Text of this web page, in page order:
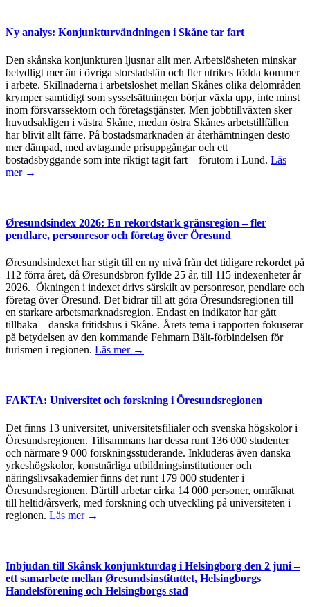
Ny analys: Konjunkturvändningen i Skåne tar fart
Den skånska konjunkturen ljusnar allt mer. Arbetslösheten minskar
betydligt mer än i övriga storstadslän och fler utrikes födda kommer
i arbete. Skillnaderna i arbetslöshet mellan Skånes olika delområden
krymper samtidigt som sysselsättningen börjar växla upp, inte minst
inom försvarssektorn och företagstjänster. Men jobbtillväxten sker
huvudsakligen i västra Skåne, medan östra Skånes arbetstillfällen
har blivit allt färre. På bostadsmarknaden är återhämtningen desto
mer dämpad, med avtagande prisuppgångar och ett
bostadsbyggande som inte riktigt tagit fart – förutom i Lund. Läs
mer →
Øresundsindex 2026: En rekordstark gränsregion – fler
pendlare, personresor och företag över Öresund
Øresundsindexet har stigit till en ny nivå från det tidigare rekordet på
112 förra året, då Øresundsbron fyllde 25 år, till 115 indexenheter år
2026. Ökningen i indexet drivs särskilt av personresor, pendlare och
företag över Öresund. Det bidrar till att göra Öresundsregionen till
en starkare arbetsmarknadsregion. Endast en indikator har gått
tillbaka – danska fritidshus i Skåne. Årets tema i rapporten fokuserar
på betydelsen av den kommande Fehmarn Bält-förbindelsen för
turismen i regionen. Läs mer →
FAKTA: Universitet och forskning i Öresundsregionen
Det finns 13 universitet, universitetsfilialer och svenska högskolor i
Öresundsregionen. Tillsammans har dessa runt 136 000 studenter
och närmare 9 000 forskningsstuderande. Inkluderas även danska
yrkeshögskolor, konstnärliga utbildningsinstitutioner och
näringslivsakademier finns det runt 179 000 studenter i
Öresundsregionen. Därtill arbetar cirka 14 000 personer, omräknat
till heltid/årsverk, med forskning och utveckling på universiteten i
regionen. Läs mer →
Inbjudan till Skånsk konjunkturdag i Helsingborg den 2 juni –
ett samarbete mellan Øresundsinstituttet, Helsingborgs
Handelsförening och Helsingborgs stad